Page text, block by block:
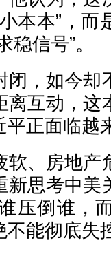
本本”，而
信号”。
闭，如今却
离互动，这
正面临越
软、房地产
新思考中美
压倒谁，
不能彻底失